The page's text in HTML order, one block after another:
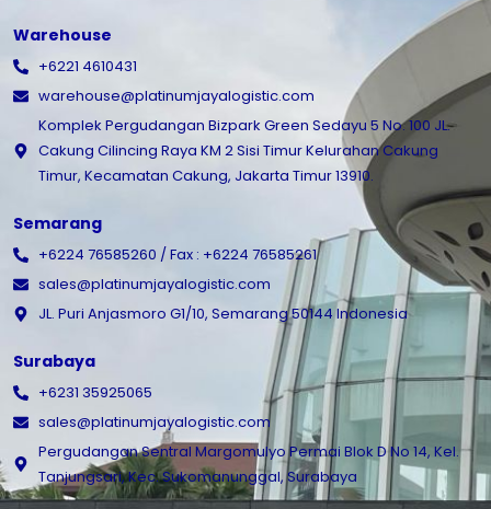
Warehouse
+6221 4610431
warehouse@platinumjayalogistic.com
Komplek Pergudangan Bizpark Green Sedayu 5 No. 100 JL.
Cakung Cilincing Raya KM 2 Sisi Timur Kelurahan Cakung
Timur, Kecamatan Cakung, Jakarta Timur 13910.
Semarang
+6224 76585260 / Fax : +6224 76585261
sales@platinumjayalogistic.com
JL. Puri Anjasmoro G1/10, Semarang 50144 Indonesia
Surabaya
+6231 35925065
sales@platinumjayalogistic.com
Pergudangan Sentral Margomulyo Permai Blok D No 14, Kel.
Tanjungsari, Kec. Sukomanunggal, Surabaya